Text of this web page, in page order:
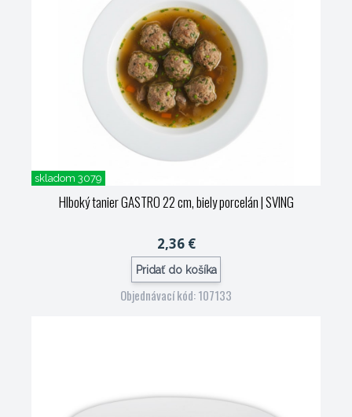
skladom 3079
Hlboký tanier GASTRO 22 cm, biely porcelán| SVING
2,36 €
Pridať do košíka
Objednávací kód: 107133